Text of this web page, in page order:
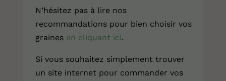
N’hésitez pas à lire nos
recommandations pour bien choisir vos
graines en cliquant ici.
Si vous souhaitez simplement trouver
un site internet pour commander vos